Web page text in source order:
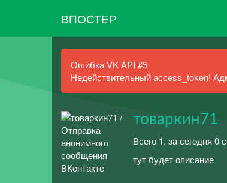
ВПОСТЕР
Ошибка VK API #5
Недействительный access_token!
товаркин71
Всего 1, за сегодня 0
тут будет описание